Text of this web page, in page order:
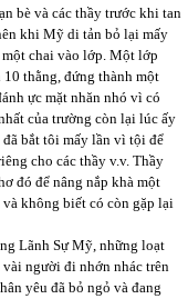
bè và các thầy trước khi tan
khi Mỹ di tản bỏ lại mấy
chai vào lớp. Một lớp
thằng, đứng thành một
ực mặt nhăn nhó vì có
của trường còn lại lúc ấy
bắt tôi mấy lần vì tội để
cho các thầy v.v. Thầy
đó để nâng nắp khà một
không biết có còn gặp lại
Lãnh Sự Mỹ, những loạt
vài người đi nhớn nhác trên
yêu đã bỏ ngỏ và đang